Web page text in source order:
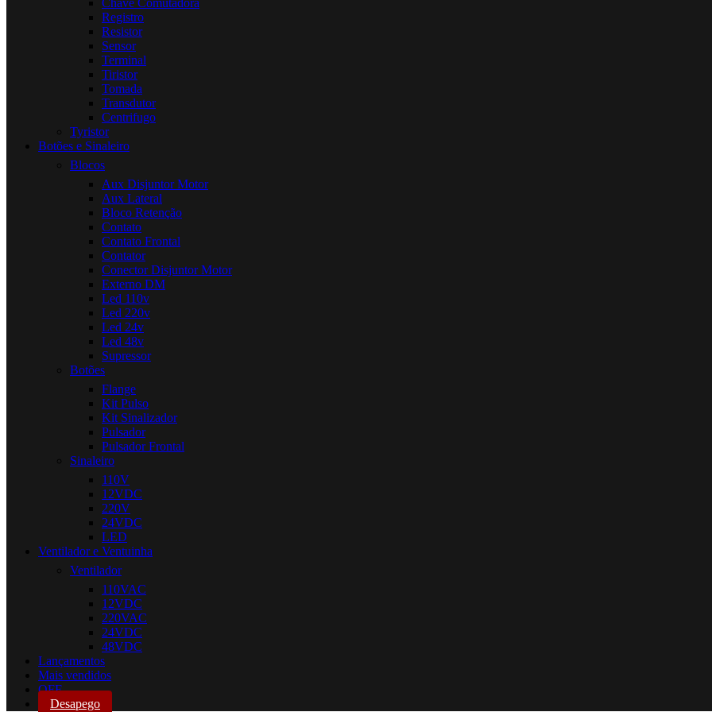
Chave Comutadora
Registro
Resistor
Sensor
Terminal
Tiristor
Tomada
Transdutor
Centrifugo
Tyristor
Botões e Sinaleiro
Blocos
Aux Disjuntor Motor
Aux Lateral
Bloco Retenção
Contato
Contato Frontal
Contator
Conector Disjuntor Motor
Externo DM
Led 110v
Led 220v
Led 24v
Led 48v
Supressor
Botões
Flange
Kit Pulso
Kit Sinalizador
Pulsador
Pulsador Frontal
Sinaleiro
110V
12VDC
220V
24VDC
LED
Ventilador e Ventuinha
Ventilador
110VAC
12VDC
220VAC
24VDC
48VDC
Lançamentos
Mais vendidos
OFF
Desapego